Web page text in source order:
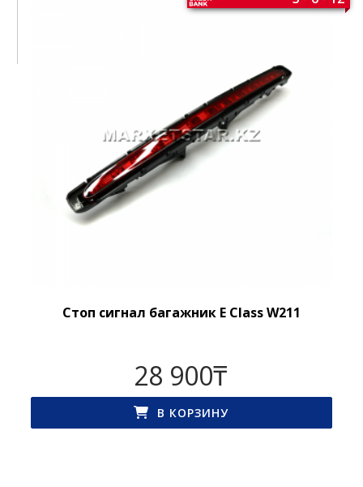
Стоп сигнал багажник E Class W211
28 900₸
В КОРЗИНУ